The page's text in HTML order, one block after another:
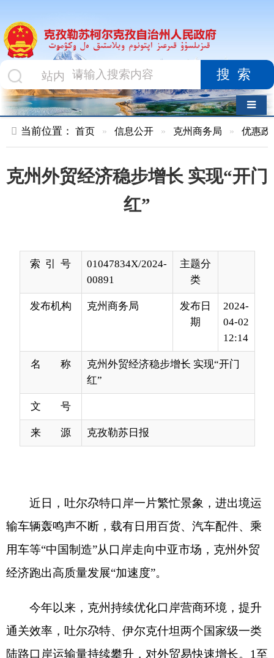
搜索
当前位置： 首页 信息公开 » 克州商务局 » 优惠政策及指南 »
克州外贸经济稳步增长 实现“开门
红”
期
04-02
12:14
名 称 克州外贸经济稳步增长 实现“开门
来 源 克孜勒苏日报
近日，吐尔尕特口岸一片繁忙景象，进出境运
输车辆轰鸣声不断，载有日用百货、汽车配件、乘
今年以来，克州持续优化口岸营商环境，提升
通关效率，吐尔尕特、伊尔克什坦两个国家级一类
陆路口岸运输量持续攀升，对外贸易快速增长。
1至
2月，克州进出口总值17.5亿元，与2023年同期相比
吐尔尕特海关监管科科长夏永涛说：“我们实
行‘7×14’小时通关模式，优化人力资源分布和监管
流程，持续加强同联检单位、地方部门的沟通协